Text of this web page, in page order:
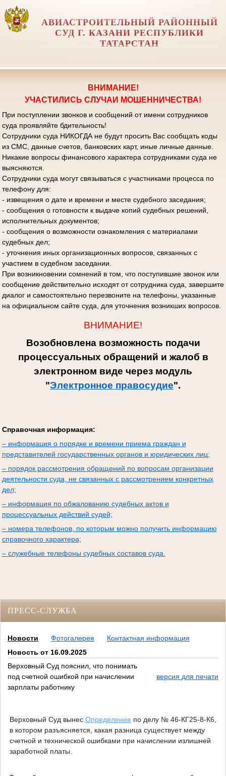
АВИАСТРОИТЕЛЬНЫЙ РАЙОННЫЙ
СУД Г. КАЗАНИ РЕСПУБЛИКИ
ТАТАРСТАН
ВНИМАНИЕ!
УЧАСТИЛИСЬ СЛУЧАИ МОШЕННИЧЕСТВА!
При поступлении звонков и сообщений от имени сотрудников
суда проявляйте бдительность!
Сотрудники суда НИКОГДА не будут просить Вас сообщать коды
из СМС, данные счетов, банковских карт, иные личные данные.
Никакие вопросы финансового характера сотрудниками суда не
выясняются.
Сотрудники суда могут связываться с участниками процесса по
телефону для:
- извещения о дате и времени и месте судебного заседания;
- сообщения о готовности к выдаче копий судебных решений,
исполнительных документов;
- сообщения о возможности ознакомления с материалами
судебных дел;
- уточнения иных организационных вопросов, связанных с
участием в судебном заседании.
При возникновении сомнений в том, что поступившие звонок или
сообщение действительно исходят от сотрудника суда, завершите
диалог и самостоятельно перезвоните на телефоны, указанные
на официальном сайте суда, для уточнения возникших вопросов.
ВНИМАНИЕ!
Возобновлена возможность подачи
процессуальных обращений и жалоб в
электронном виде через модуль
"Электронное правосудие".
Справочная информация:
– информация о порядке и времени приема граждан и
представителей государственных органов и юридических лиц;
– порядок рассмотрения обращений по вопросам организации
деятельности суда, не связанных с рассмотрением конкретных
дел;
– информация по обжалованию судебных актов и
процессуальных действий судей;
– номера телефонов, по которым можно получить информацию
справочного характера;
– служебные телефоны судебных составов суда.
ПРЕСС-СЛУЖБА
Новости Фотогалерея
Контактная информация
Новость от 16.09.2025
Верховный Суд пояснил, что понимать
под счетной ошибкой при начислении
зарплаты работнику
версия для печати
Верховный Суд вынес Определение по делу № 46-КГ25-8-К6,
в котором разъясняется, какая разница существует между
счетной и технической ошибками при начислении излишней
заработной платы.